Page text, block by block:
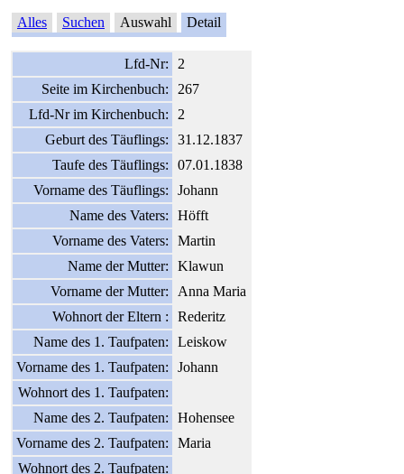
Alles Suchen Auswahl Detail
Lfd-Nr:
2
Seite im Kirchenbuch:
267
Lfd-Nr im Kirchenbuch:
2
Geburt des Täuflings:
31.12.1837
Taufe des Täuflings:
07.01.1838
Vorname des Täuflings:
Johann
Name des Vaters:
Höfft
Vorname des Vaters:
Martin
Name der Mutter:
Klawun
Vorname der Mutter:
Anna Maria
Wohnort der Eltern :
Rederitz
Name des 1. Taufpaten:
Leiskow
Vorname des 1. Taufpaten:
Johann
Wohnort des 1. Taufpaten:
Name des 2. Taufpaten:
Hohensee
Vorname des 2. Taufpaten:
Maria
Wohnort des 2. Taufpaten: